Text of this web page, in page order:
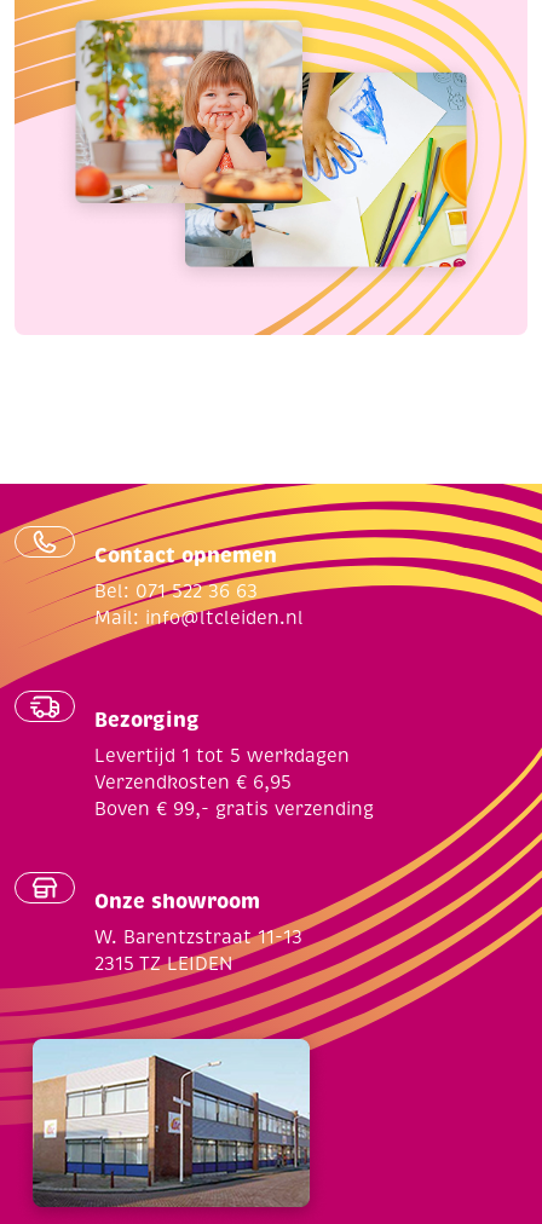
Contact opnemen
Bel: 071 522 36 63
Mail: info@ltcleiden.nl
Bezorging
Levertijd 1 tot 5 werkdagen
Verzendkosten € 6,95
Boven € 99,- gratis verzending
Onze showroom
W. Barentzstraat 11-13
2315 TZ LEIDEN